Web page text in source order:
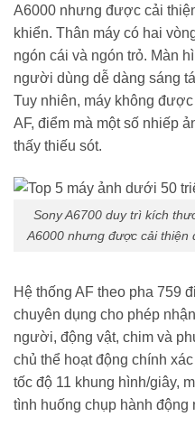
A6000 nhưng được cải
khiển. Thân máy có hai
ngón cái và ngón trỏ. Màn
người dùng dễ dàng sáng
Tuy nhiên, máy không
AF, điểm mà một số nhiếp
thấy thiếu sót.
Sony A6700 duy trì kích
A6000 nhưng được cải thiện
Hệ thống AF theo pha 759
chuyên dụng cho phép
người, động vật, chim và
chủ thể hoạt động chính
tốc độ 11 khung hình/giây,
tình huống chụp hành động